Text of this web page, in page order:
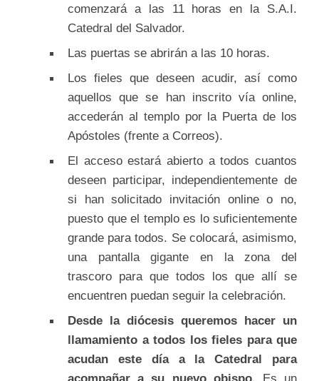
comenzará a las 11 horas en la S.A.I.
Catedral del Salvador.
Las puertas se abrirán a las 10 horas.
Los fieles que deseen acudir, así como
aquellos que se han inscrito vía online,
accederán al templo por la Puerta de los
Apóstoles (frente a Correos).
El acceso estará abierto a todos cuantos
deseen participar, independientemente de
si han solicitado invitación online o no,
puesto que el templo es lo suficientemente
grande para todos. Se colocará, asimismo,
una pantalla gigante en la zona del
trascoro para que todos los que allí se
encuentren puedan seguir la celebración.
Desde la diócesis queremos hacer un
llamamiento a todos los fieles para que
acudan este día a la Catedral para
acompañar a su nuevo obispo. Es un